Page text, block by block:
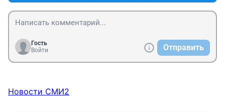
Гость
Войти
Отправить
Новости СМИ2